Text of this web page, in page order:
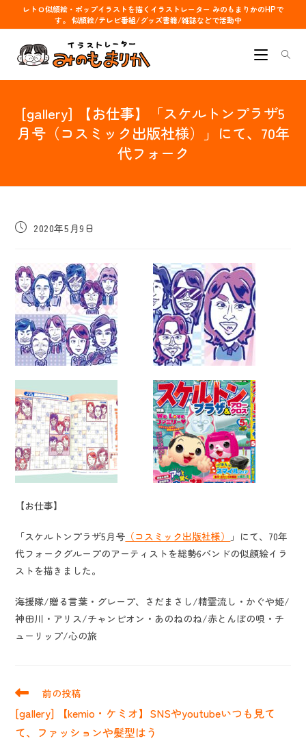
レトロ似顔絵・ポップイラストを描くイラストレーター みのもまりかのHPで
す。 似顔絵/テレビ番組/グッズ書籍/雑誌などで活動中
[gallery] 【お仕事】「スケルトンプラザ5
月号（コスミック出版社様）」にて、70年
代フォーク
投
開
日:
2020年5月9日
【お仕事】
「スケルトンプラザ5月号 （コスミック出版社様）
」にて、70年
代フォークグループのアーティストを総勢6バンドの似顔絵イラ
ストを描きました。
海援隊/贈る言葉・グレープ、さだまさし/精霊流し・かぐや姫/
神田川・アリス/チャンピオン・あのねのね/赤とんぼの唄・チ
ューリップ/心の旅
そ
他
の
前の投稿
[gallery] 【kemio・ケミオ】SNSやyoutubeいつも見て
て、ファッションや髪型はう